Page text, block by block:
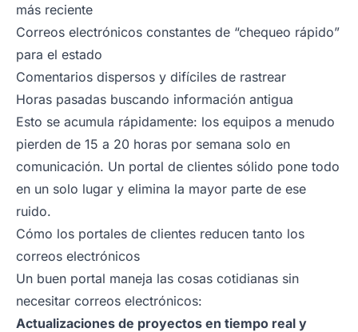
más reciente
Correos electrónicos constantes de “chequeo rápido”
para el estado
Comentarios dispersos y difíciles de rastrear
Horas pasadas buscando información antigua
Esto se acumula rápidamente: los equipos a menudo
pierden de 15 a 20 horas por semana solo en
comunicación. Un portal de clientes sólido pone todo
en un solo lugar y elimina la mayor parte de ese
ruido.
Cómo los portales de clientes reducen tanto los
correos electrónicos
Un buen portal maneja las cosas cotidianas sin
necesitar correos electrónicos:
Actualizaciones de proyectos en tiempo real y